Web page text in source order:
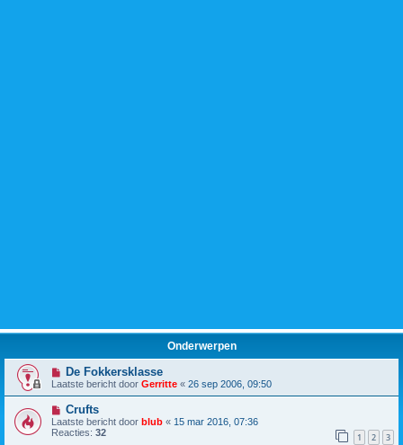
Onderwerpen
De Fokkersklasse
Laatste bericht door Gerritte « 26 sep 2006, 09:50
Crufts
Laatste bericht door blub « 15 mar 2016, 07:36
Reacties: 32 1 2 3